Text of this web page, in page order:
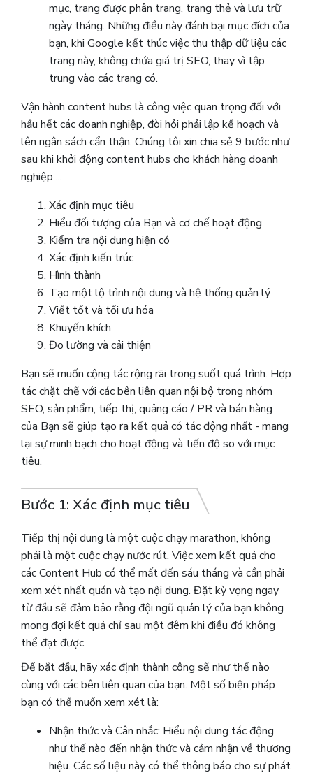
mục, trang được phân trang, trang thẻ và lưu trữ
ngày tháng. Những điều này đánh bại mục đích của
bạn, khi Google kết thúc việc thu thập dữ liệu các
trang này, không chứa giá trị SEO, thay vì tập
trung vào các trang có.
Vận hành content hubs là công việc quan trọng đối với
hầu hết các doanh nghiệp, đòi hỏi phải lập kế hoạch và
lên ngân sách cẩn thận. Chúng tôi xin chia sẻ 9 bước như
sau khi khởi động content hubs cho khách hàng doanh
nghiệp ...
Xác định mục tiêu
Hiểu đối tượng của Bạn và cơ chế hoạt động
Kiểm tra nội dung hiện có
Xác định kiến ​​trúc
Hình thành
Tạo một lộ trình nội dung và hệ thống quản lý
Viết tốt và tối ưu hóa
Khuyến khích
Đo lường và cải thiện
Bạn sẽ muốn cộng tác rộng rãi trong suốt quá trình. Hợp
tác chặt chẽ với các bên liên quan nội bộ trong nhóm
SEO, sản phẩm, tiếp thị, quảng cáo / PR và bán hàng
của Bạn sẽ giúp tạo ra kết quả có tác động nhất - mang
lại sự minh bạch cho hoạt động và tiến độ so với mục
tiêu.
Bước 1: Xác định mục tiêu
Tiếp thị nội dung là một cuộc chạy marathon, không
phải là một cuộc chạy nước rút. Việc xem kết quả cho
các Content Hub có thể mất đến sáu tháng và cần phải
xem xét nhất quán và tạo nội dung. Đặt kỳ vọng ngay
từ đầu sẽ đảm bảo rằng đội ngũ quản lý của bạn không
mong đợi kết quả chỉ sau một đêm khi điều đó không
thể đạt được.
Để bắt đầu, hãy xác định thành công sẽ như thế nào
cùng với các bên liên quan của bạn. Một số biện pháp
bạn có thể muốn xem xét là:
Nhận thức và Cân nhắc: Hiểu nội dung tác động
như thế nào đến nhận thức và cảm nhận về thương
hiệu. Các số liệu này có thể thông báo cho sự phát